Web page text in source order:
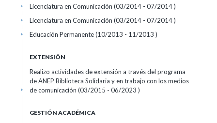
Licenciatura en Comunicación (03/2014 - 07/2014 )
+
Licenciatura en Comunicación (03/2014 - 07/2014 )
+
Educación Permanente (10/2013 - 11/2013 )
+
EXTENSIÓN
Realizo actividades de extensión a través del programa
de ANEP Biblioteca Solidaria y en trabajo con los medios
de comunicación (03/2015 - 06/2023 )
+
GESTIÓN ACADÉMICA